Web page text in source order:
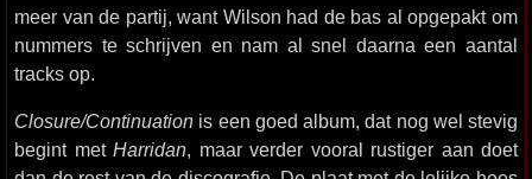
meer van de partij, want Wilson had de bas al opgepakt om
nummers te schrijven en nam al snel daarna een aantal
tracks op.
Closure/Continuation is een goed album, dat nog wel stevig
begint met Harridan , maar verder vooral rustiger aan doet